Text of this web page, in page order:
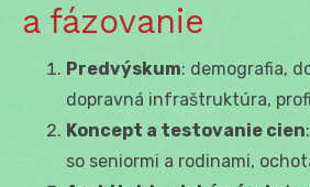
a fázovanie
Predvýskum: demografia,
dopravná infraštruktúra,
Koncept a testovanie cien
so seniormi a rodinami,